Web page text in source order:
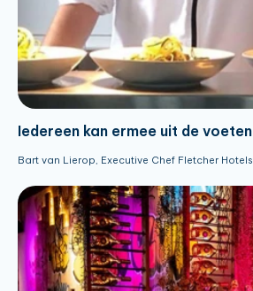
Iedereen kan ermee uit de voeten
Bart van Lierop, Executive Chef Fletcher Hotels